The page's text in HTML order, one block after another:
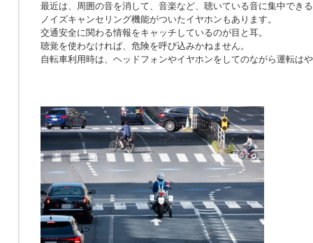
最近は、周囲の音を消して、音楽など、聴いている音に集中できる
ノイズキャンセリング機能がついたイヤホンもあります。
交通安全に関わる情報をキャッチしているのが目と耳。
聴覚を使わなければ、危険を呼び込みかねません。
自転車利用時は、ヘッドフォンやイヤホンをしてのながら運転は